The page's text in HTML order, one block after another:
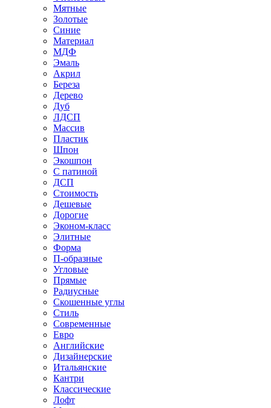
Мятные
Золотые
Синие
Материал
МДФ
Эмаль
Акрил
Береза
Дерево
Дуб
ЛДСП
Массив
Пластик
Шпон
Экошпон
С патиной
ДСП
Стоимость
Дешевые
Дорогие
Эконом-класс
Элитные
Форма
П-образные
Угловые
Прямые
Радиусные
Скошенные углы
Стиль
Современные
Евро
Английские
Дизайнерские
Итальянские
Кантри
Классические
Лофт